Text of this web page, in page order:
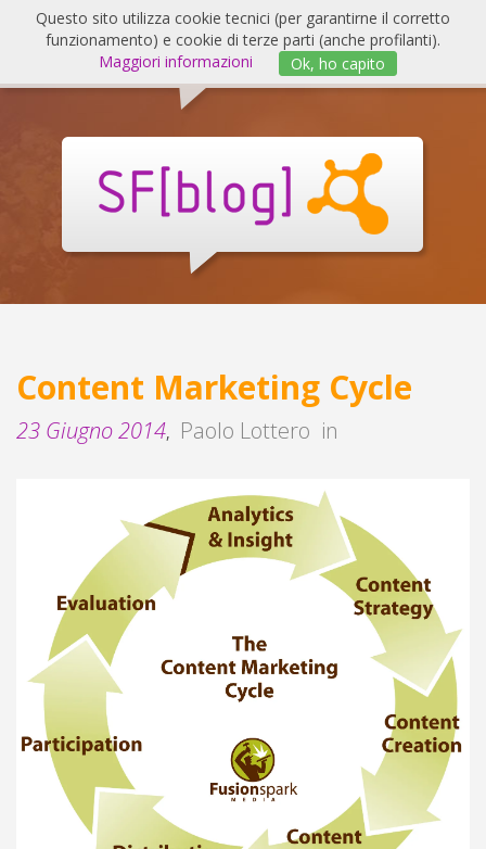
Salta
contenuto
Blog
Content Marketing Cycle
23 Giugno 2014, Paolo Lottero in
Questo sito utilizza cookie tecnici (per garantirne il corretto
funzionamento) e cookie di terze parti (anche profilanti).
Maggiori informazioni
Ok, ho capito